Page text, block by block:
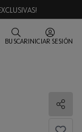
BUSCAR INICIAR SESIÓN